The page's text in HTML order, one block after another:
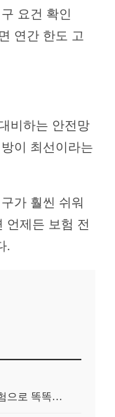
요건 확인
연간 한도 고
비하는 안전망
이 최선이라는
가 훨씬 쉬워
언제든 보험 전
.
비싼 치과 치료비, 실속보장치아보험으로 똑똑하게 대비하는 방법